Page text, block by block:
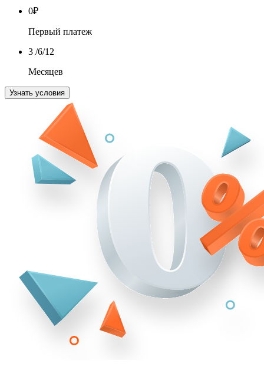
0₽
Первый платеж
3 /6/12
Месяцев
Узнать условия